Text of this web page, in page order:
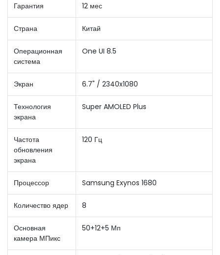
Гарантия 12 мес
Страна Китай
Операционная
система
One UI 8.5
Экран 6.7" / 2340x1080
Технология
экрана
Super AMOLED Plus
Частота
обновления
экрана
120 Гц
Процессор Samsung Exynos 1680
Количество ядер 8
Основная
камера МПикс
50+12+5 Мп